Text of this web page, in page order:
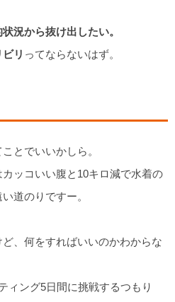
況から抜け出したい。
ビリ ってならないはず。
とでいいかしら。
ッコいい腹と10キロ減で水着の
道のりですー。
、何をすればいいのかわからな
ィング5日間に挑戦するつもり